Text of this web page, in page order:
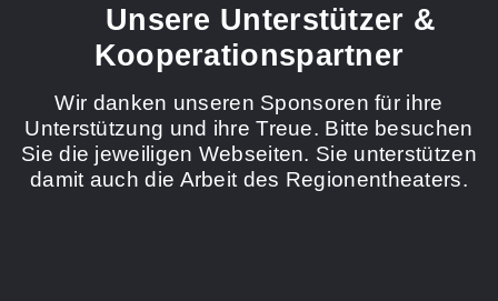
Unsere Unterstützer &
Kooperationspartner
Wir danken unseren Sponsoren für ihre
Unterstützung und ihre Treue. Bitte besuchen
Sie die jeweiligen Webseiten. Sie unterstützen
damit auch die Arbeit des Regionentheaters.